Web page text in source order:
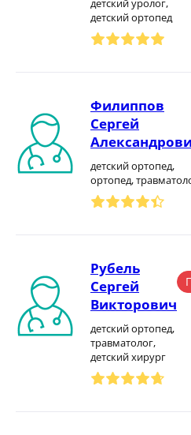
детский уролог,
детский ортопед
Филиппов
Сергей
детский ортопед,
ортопед,
Рубель
Сергей
Викторович
детский ортопед,
травматолог,
детский хирург